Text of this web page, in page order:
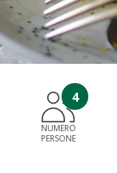
4
NUMERO
PERSONE